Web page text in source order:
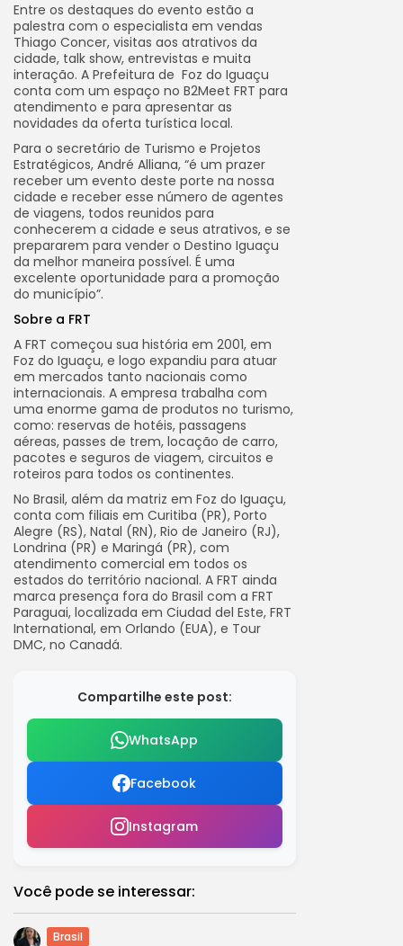
Entre os destaques do evento estão a
palestra com o especialista em vendas
Thiago Concer, visitas aos atrativos da
cidade, talk show, entrevistas e muita
interação. A Prefeitura de Foz do Iguaçu
conta com um espaço no B2Meet FRT para
atendimento e para apresentar as
novidades da oferta turística local.
Para o secretário de Turismo e Projetos
Estratégicos, André Alliana, “é um prazer
receber um evento deste porte na nossa
cidade e receber esse número de agentes
de viagens, todos reunidos para
conhecerem a cidade e seus atrativos, e se
prepararem para vender o Destino Iguaçu
da melhor maneira possível. É uma
excelente oportunidade para a promoção
do município”.
Sobre a FRT
A FRT começou sua história em 2001, em
Foz do Iguaçu, e logo expandiu para atuar
em mercados tanto nacionais como
internacionais. A empresa trabalha com
uma enorme gama de produtos no turismo,
como: reservas de hotéis, passagens
aéreas, passes de trem, locação de carro,
pacotes e seguros de viagem, circuitos e
roteiros para todos os continentes.
No Brasil, além da matriz em Foz do Iguaçu,
conta com filiais em Curitiba (PR), Porto
Alegre (RS), Natal (RN), Rio de Janeiro (RJ),
Londrina (PR) e Maringá (PR), com
atendimento comercial em todos os
estados do território nacional. A FRT ainda
marca presença fora do Brasil com a FRT
Paraguai, localizada em Ciudad del Este, FRT
International, em Orlando (EUA), e Tour
DMC, no Canadá.
Compartilhe este post:
WhatsApp
Facebook
Instagram
Você pode se interessar:
Brasil